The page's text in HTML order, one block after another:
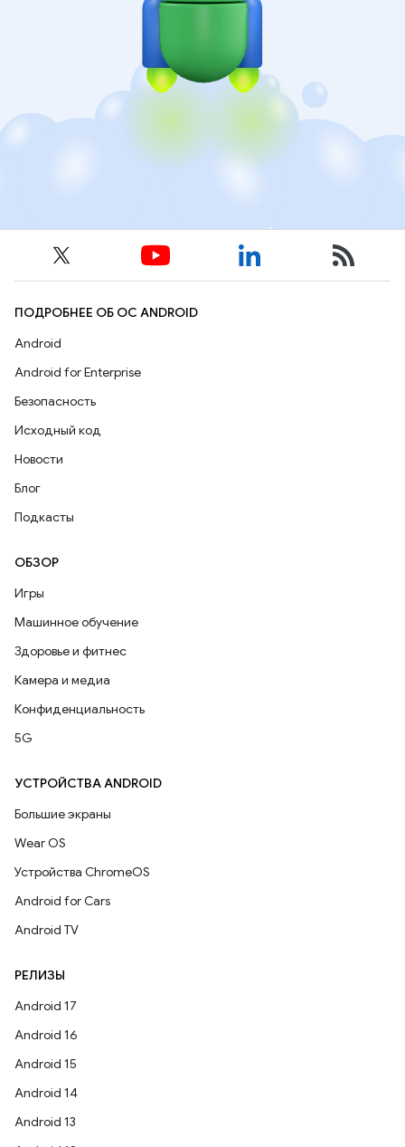
ПОДРОБНЕЕ ОБ ОС ANDROID
Android
Android for Enterprise
Безопасность
Исходный код
Новости
Блог
Подкасты
ОБЗОР
Игры
Машинное обучение
Здоровье и фитнес
Камера и медиа
Конфиденциальность
5G
УСТРОЙСТВА ANDROID
Большие экраны
Wear OS
Устройства ChromeOS
Android for Cars
Android TV
РЕЛИЗЫ
Android 17
Android 16
Android 15
Android 14
Android 13